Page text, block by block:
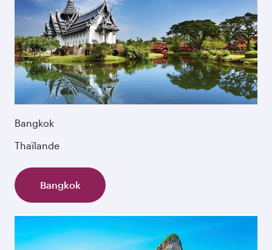
Bangkok
Thaïlande
Bangkok